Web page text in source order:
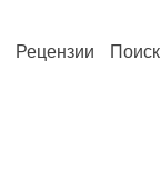
Рецензии Поиск